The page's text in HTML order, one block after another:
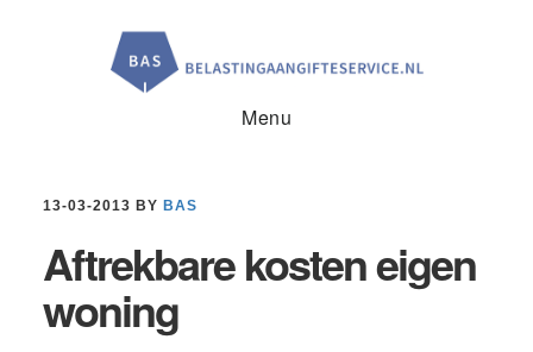
Menu
13-03-2013 BY BAS
Aftrekbare kosten eigen
woning